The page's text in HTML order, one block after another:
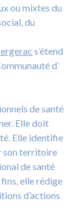
ou mixtes du
du
s’étend
d’
de santé
Elle doit
Elle identifie
son territoire
de santé
fins, elle rédige
d’actions